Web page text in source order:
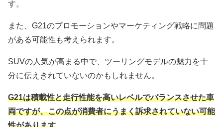
す。
また、G21のプロモーションやマーケティング戦略に問題
がある可能性も考えられます。
SUVの人気が高まる中で、ツーリングモデルの魅力を十
分に伝えきれていないのかもしれません。
G21は積載性と走行性能を高いレベルでバランスさせた車
両ですが、この点が消費者にうまく訴求されていない可能
性があります。